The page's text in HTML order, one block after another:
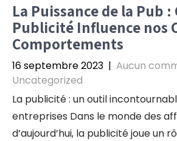
La Puissance de la Pub
Publicité Influence nos
Comportements
16 septembre 2023 | Aucun
Uncategorized
La publicité : un outil
entreprises Dans le monde des
d’aujourd’hui, la publicité joue un